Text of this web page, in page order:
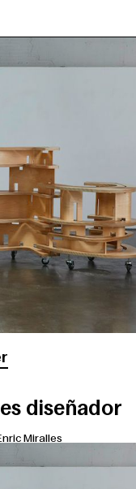
diseñador
Miralles